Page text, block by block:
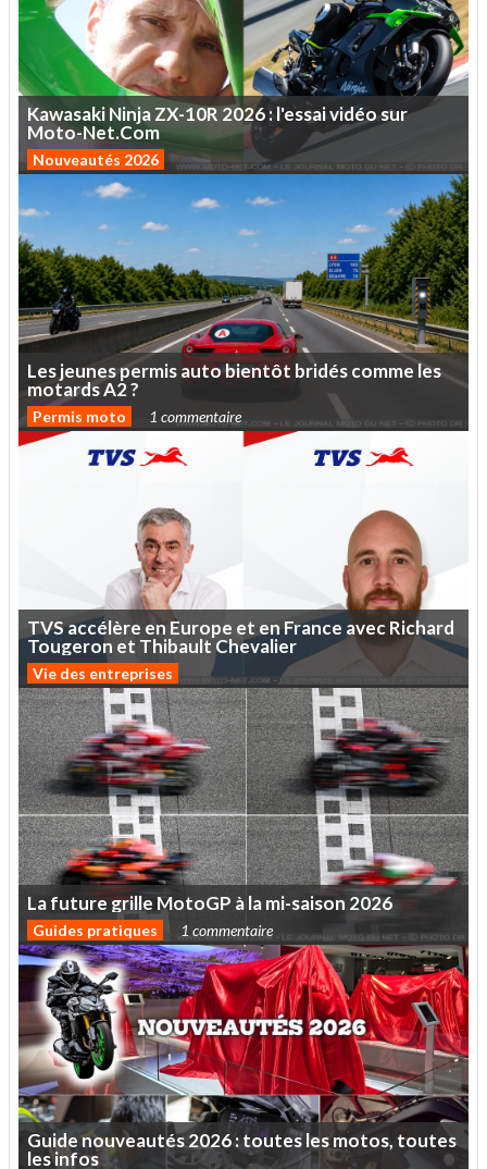
KawasakiNinjaZX-10R2026:l'essaividéosur
Moto-Net.Com
Nouveautés 2026
Lesjeunespermisautobientôt bridéscommeles
motardsA2?
Permis moto 1 commentaire
TVSaccélère enEurope et enFrance avecRichard
Tougeron et Thibault Chevalier
Vie des entreprises
Lafuturegrille MotoGP àlami-saison 2026
Guides pratiques 1 commentaire
Guidenouveautés2026:touteslesmotos,toutes
lesinfos